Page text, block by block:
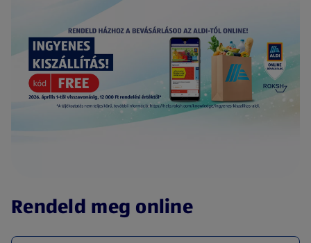
Rendeld meg online